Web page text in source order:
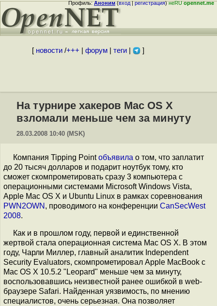
Профиль:Аноним(вход|регистрация)неRUopennet.me
[ новости/+++ форум| теги| ]
На турнире хакеров Mac OS X
взломали меньше чем за минуту
28.03.2008 10:40 (MSK)
Компания Tipping Pointобъявила о том, что заплатит
до 20 тысяч долларов и подарит ноутбук тому, кто
сможет скомпрометировать сразу 3 компьютера с
операционными системами Microsoft Windows Vista,
Apple Mac OS X и Ubuntu Linux в рамках соревнования
PWN2OWN , проводимого на конференции CanSecWest
2008.
Как и в прошлом году, первой и единственной
жертвой стала операционная система Mac OS X. В этом
году, Чарли Миллер, главный аналитик Independent
Security Evaluators, скомпрометировал Apple MacBook с
Mac OS X 10.5.2 "Leopard" меньше чем за минуту,
воспользовавшись неизвестной ранее ошибкой в web-
браузере Safari. Найденная уязвимость, по мнению
специалистов, очень серьезная. Она позволяет